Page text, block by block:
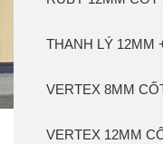
THANH LÝ 12MM
VERTEX 8MM
VERTEX 12MM